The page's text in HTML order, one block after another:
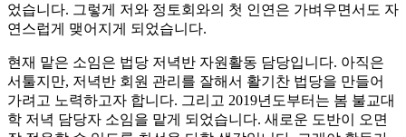
었습니다. 그렇게 저와 정토회와의 첫 인연은 가벼우면서도 자
연스럽게 맺어지게 되었습니다.
현재 맡은 소임은 법당 저녁반 자원활동 담당입니다. 아직은
서툴지만, 저녁반 회원 관리를 잘해서 활기찬 법당을 만들어
가려고 노력하고자 합니다. 그리고 2019년도부터는 봄 불교대
학 저녁 담당자 소임을 맡게 되었습니다. 새로운 도반이 오면